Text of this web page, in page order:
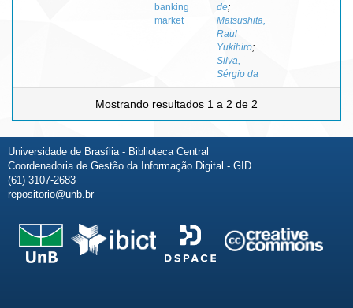
banking
market
de;
Matsushita,
Raul
Yukihiro;
Silva,
Sérgio da
Mostrando resultados 1 a 2 de 2
Universidade de Brasília - Biblioteca Central
Coordenadoria de Gestão da Informação Digital - GID
(61) 3107-2683
repositorio@unb.br